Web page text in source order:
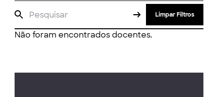
Limpar Filtros
Não foram encontrados docentes.